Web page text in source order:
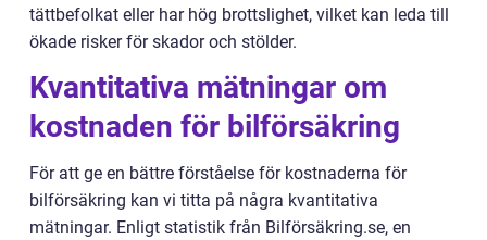
tättbefolkat eller har hög brottslighet, vilket kan leda till
ökade risker för skador och stölder.
Kvantitativa mätningar om
kostnaden för bilförsäkring
För att ge en bättre förståelse för kostnaderna för
bilförsäkring kan vi titta på några kvantitativa
mätningar. Enligt statistik från Bilförsäkring.se, en